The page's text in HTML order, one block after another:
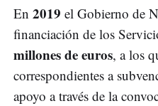
En 2019 el Gobierno de
financiación de los
millones de euros, a los
correspondientes a
apoyo a través de la